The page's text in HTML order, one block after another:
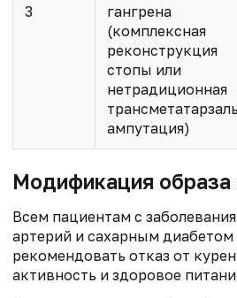
3
гангрена
(комплексная
реконструкция
стопы или
нетрадиционная
ампутация)
Модификация образа
Всем пациентам с
артерий и сахарным диабетом
рекомендовать отказ от
активность и здоровое